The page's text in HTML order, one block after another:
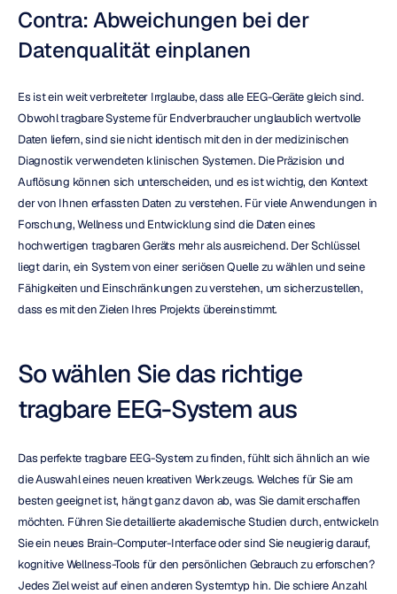
Contra: Abweichungen bei der
Datenqualität einplanen
Es ist ein weit verbreiteter Irrglaube, dass alle EEG-Geräte gleich sind.
Obwohl tragbare Systeme für Endverbraucher unglaublich wertvolle
Daten liefern, sind sie nicht identisch mit den in der medizinischen
Diagnostik verwendeten klinischen Systemen. Die Präzision und
Auflösung können sich unterscheiden, und es ist wichtig, den Kontext
der von Ihnen erfassten Daten zu verstehen. Für viele Anwendungen in
Forschung, Wellness und Entwicklung sind die Daten eines
hochwertigen tragbaren Geräts mehr als ausreichend. Der Schlüssel
liegt darin, ein System von einer seriösen Quelle zu wählen und seine
Fähigkeiten und Einschränkungen zu verstehen, um sicherzustellen,
dass es mit den Zielen Ihres Projekts übereinstimmt.
So wählen Sie das richtige
tragbare EEG-System aus
Das perfekte tragbare EEG-System zu finden, fühlt sich ähnlich an wie
die Auswahl eines neuen kreativen Werkzeugs. Welches für Sie am
besten geeignet ist, hängt ganz davon ab, was Sie damit erschaffen
möchten. Führen Sie detaillierte akademische Studien durch, entwickeln
Sie ein neues Brain-Computer-Interface oder sind Sie neugierig darauf,
kognitive Wellness-Tools für den persönlichen Gebrauch zu erforschen?
Jedes Ziel weist auf einen anderen Systemtyp hin. Die schiere Anzahl